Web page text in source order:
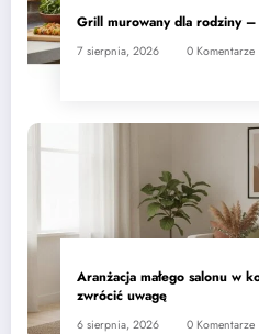
Grill murowany dla rodziny
7 sierpnia, 2026 0 Komentarze
Aranżacja małego salonu w
zwrócić uwagę
6 sierpnia, 2026 0 Komentarze